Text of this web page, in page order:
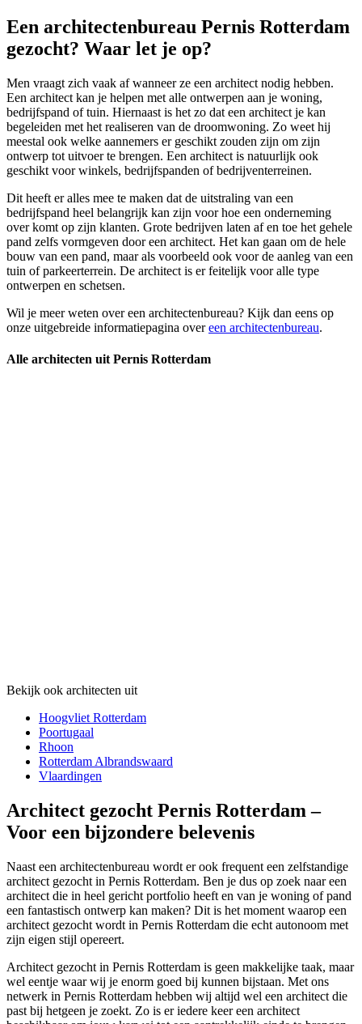
Een architectenbureau Pernis Rotterdam
gezocht? Waar let je op?
Men vraagt zich vaak af wanneer ze een architect nodig hebben.
Een architect kan je helpen met alle ontwerpen aan je woning,
bedrijfspand of tuin. Hiernaast is het zo dat een architect je kan
begeleiden met het realiseren van de droomwoning. Zo weet hij
meestal ook welke aannemers er geschikt zouden zijn om zijn
ontwerp tot uitvoer te brengen. Een architect is natuurlijk ook
geschikt voor winkels, bedrijfspanden of bedrijventerreinen.
Dit heeft er alles mee te maken dat de uitstraling van een
bedrijfspand heel belangrijk kan zijn voor hoe een onderneming
over komt op zijn klanten. Grote bedrijven laten af en toe het gehele
pand zelfs vormgeven door een architect. Het kan gaan om de hele
bouw van een pand, maar als voorbeeld ook voor de aanleg van een
tuin of parkeerterrein. De architect is er feitelijk voor alle type
ontwerpen en schetsen.
Wil je meer weten over een architectenbureau? Kijk dan eens op
onze uitgebreide informatiepagina overeen architectenbureau.
Alle architecten uit Pernis Rotterdam
Bekijk ook architecten uit
Hoogvliet Rotterdam
Poortugaal
Rhoon
Rotterdam Albrandswaard
Vlaardingen
Architect gezocht Pernis Rotterdam –
Voor een bijzondere belevenis
Naast een architectenbureau wordt er ook frequent een zelfstandige
architect gezocht in Pernis Rotterdam. Ben je dus op zoek naar een
architect die in heel gericht portfolio heeft en van je woning of pand
een fantastisch ontwerp kan maken? Dit is het moment waarop een
architect gezocht wordt in Pernis Rotterdam die echt autonoom met
zijn eigen stijl opereert.
Architect gezocht in Pernis Rotterdam is geen makkelijke taak, maar
wel eentje waar wij je enorm goed bij kunnen bijstaan. Met ons
netwerk in Pernis Rotterdam hebben wij altijd wel een architect die
past bij hetgeen je zoekt. Zo is er iedere keer een architect